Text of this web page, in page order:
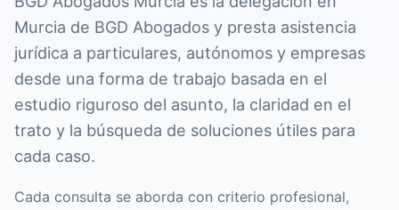
Murcia de BGD Abogados y presta asistencia
jurídica a particulares, autónomos y empresas
desde una forma de trabajo basada en el
estudio riguroso del asunto, la claridad en el
trato y la búsqueda de soluciones útiles para
cada caso.
Cada consulta se aborda con criterio profesional,